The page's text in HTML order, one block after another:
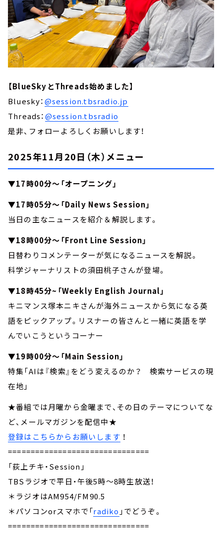
【BlueSkyとThreads始めました】
Bluesky：@session.tbsradio.jp
Threads：@session.tbsradio
是非、フォローよろしくお願いします！
2025年11月20日（木）メニュー
▼17時00分～「オープニング」
▼17時05分～「Daily News Session」
当日の主なニュースを紹介＆解説します。
▼18時00分～「Front Line Session」
日替わりコメンテーターが気になるニュースを解説。
科学ジャーナリストの須田桃子さんが登場。
▼18時45分~「Weekly English Journal」
キニマンス塚本ニキさんが海外ニュースから気になる英
語をピックアップ。リスナーの皆さんと一緒に英語を学
んでいこうというコーナー
▼19時00分～「Main Session」
特集「AIは『検索』をどう変えるのか？ 検索サービスの現
在地」
★番組では月曜から金曜まで、その日のテーマについてな
ど、メールマガジンを配信中★
登録はこちらからお願いします ！
===============================
「荻上チキ・Session」
TBSラジオで平日・午後5時～8時生放送！
＊ラジオはAM954/FM90.5
＊パソコンorスマホで「radiko 」でどうぞ。
===============================